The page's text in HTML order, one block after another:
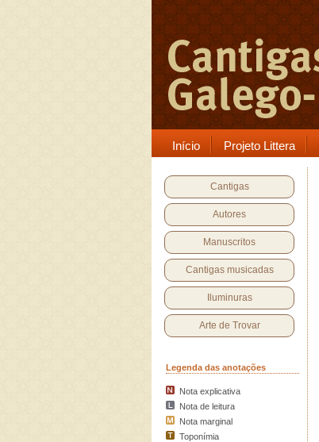
Início Projeto Littera
Cantigas
Autores
Manuscritos
Cantigas musicadas
Iluminuras
Arte de Trovar
Legenda das anotações
Nota explicativa
Nota de leitura
Nota marginal
Toponímia